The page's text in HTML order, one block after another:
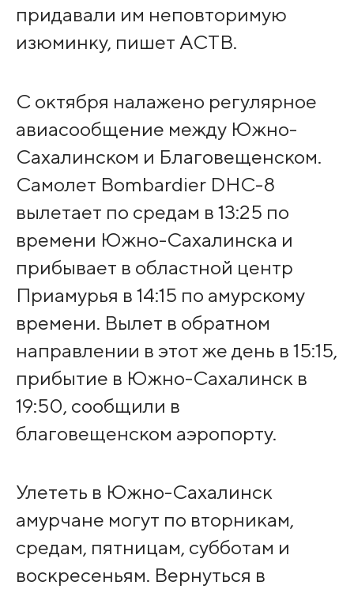
придавали им неповторимую
изюминку, пишет АСТВ.
С октября налажено регулярное
авиасообщение между Южно-
Сахалинском и Благовещенском.
Самолет Bombardier DHC-8
вылетает по средам в 13:25 по
времени Южно-Сахалинска и
прибывает в областной центр
Приамурья в 14:15 по амурскому
времени. Вылет в обратном
направлении в этот же день в 15:15,
прибытие в Южно-Сахалинск в
19:50, сообщили в
благовещенском аэропорту.
Улететь в Южно-Сахалинск
амурчане могут по вторникам,
средам, пятницам, субботам и
воскресеньям. Вернуться в